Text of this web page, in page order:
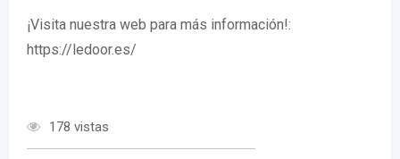
¡Visita nuestra web para más información!:
https://ledoor.es/
178 vistas